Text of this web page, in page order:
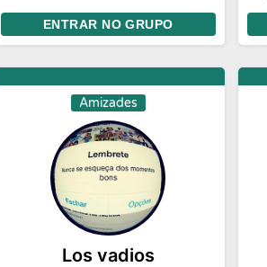
colorida ou algo mais Chat e
bate papo Gincanas Chamadas
de vídeo em grupo Marcar
encontros Amizades com
Segundas intenções
ENTRAR NO GRUPO
Amizades
Los vadios